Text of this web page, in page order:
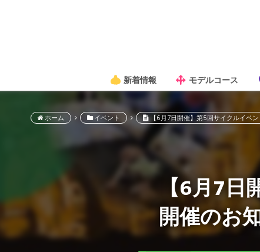
新着情報 モデルコース
ホーム イベント 【6月7日開催】第5回サイクルイベ
【6月7日
開催のお